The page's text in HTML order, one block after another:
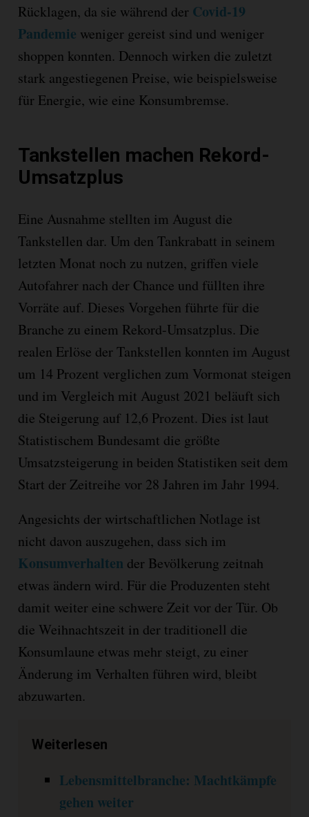
Rücklagen, da sie während der Covid-19
Pandemie weniger gereist sind und weniger
shoppen konnten. Dennoch wirken die zuletzt
stark angestiegenen Preise, wie beispielsweise
für Energie, wie eine Konsumbremse.
Tankstellen machen Rekord-
Umsatzplus
Eine Ausnahme stellten im August die
Tankstellen dar. Um den Tankrabatt in seinem
letzten Monat noch zu nutzen, griffen viele
Autofahrer nach der Chance und füllten ihre
Vorräte auf. Dieses Vorgehen führte für die
Branche zu einem Rekord-Umsatzplus. Die
realen Erlöse der Tankstellen konnten im August
um 14 Prozent verglichen zum Vormonat steigen
und im Vergleich mit August 2021 beläuft sich
die Steigerung auf 12,6 Prozent. Dies ist laut
Statistischem Bundesamt die größte
Umsatzsteigerung in beiden Statistiken seit dem
Start der Zeitreihe vor 28 Jahren im Jahr 1994.
Angesichts der wirtschaftlichen Notlage ist
nicht davon auszugehen, dass sich im
Konsumverhalten der Bevölkerung zeitnah
etwas ändern wird. Für die Produzenten steht
damit weiter eine schwere Zeit vor der Tür. Ob
die Weihnachtszeit in der traditionell die
Konsumlaune etwas mehr steigt, zu einer
Änderung im Verhalten führen wird, bleibt
abzuwarten.
Weiterlesen
Lebensmittelbranche: Machtkämpfe
gehen weiter